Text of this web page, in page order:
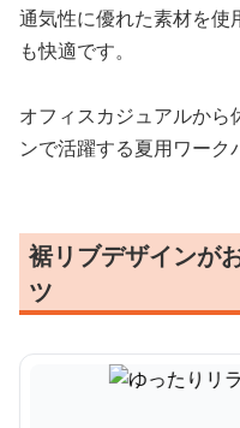
通気性に優れた素材を使
も快適です。
オフィスカジュアルから
ンで活躍する夏用ワーク
裾リブデザインが
ツ